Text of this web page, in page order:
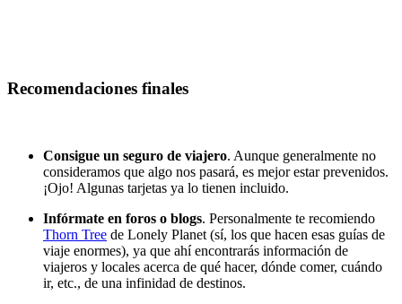
Recomendaciones finales
Consigue un seguro de viajero. Aunque generalmente no
consideramos que algo nos pasará, es mejor estar prevenidos.
¡Ojo! Algunas tarjetas ya lo tienen incluido.
Infórmate en foros o blogs. Personalmente te recomiendo
Thorn Tree de Lonely Planet (sí, los que hacen esas guías de
viaje enormes), ya que ahí encontrarás información de
viajeros y locales acerca de qué hacer, dónde comer, cuándo
ir, etc., de una infinidad de destinos.